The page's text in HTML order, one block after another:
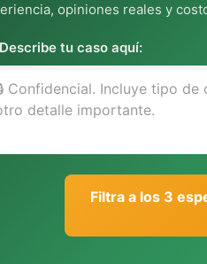
opiniones reales y
tu caso aquí:
Filtra a los 3